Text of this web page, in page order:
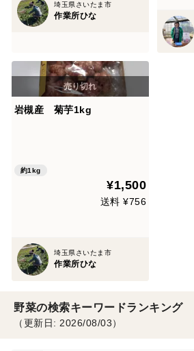
埼玉県さいたま市
作業所ひな
岩槻産 菊芋1kg
約1kg
¥1,500
送料 ¥756
埼玉県さいたま市
作業所ひな
野菜の検索キーワードランキング
（更新日: 2026/08/03）